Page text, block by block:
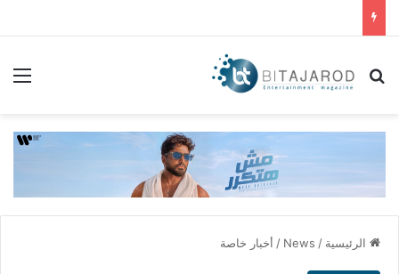
بحث عن
الرئيسية /
News
/ أخبار خاصة